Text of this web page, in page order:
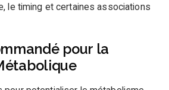
le timing et certaines associations
pour la